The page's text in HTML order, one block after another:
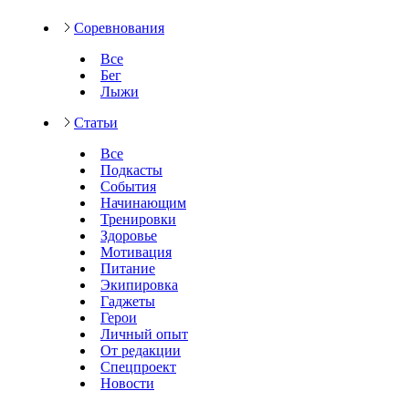
Соревнования
Все
Бег
Лыжи
Статьи
Все
Подкасты
События
Начинающим
Тренировки
Здоровье
Мотивация
Питание
Экипировка
Гаджеты
Герои
Личный опыт
От редакции
Спецпроект
Новости